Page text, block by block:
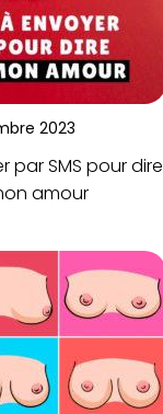
2023
par SMS pour dire
amour